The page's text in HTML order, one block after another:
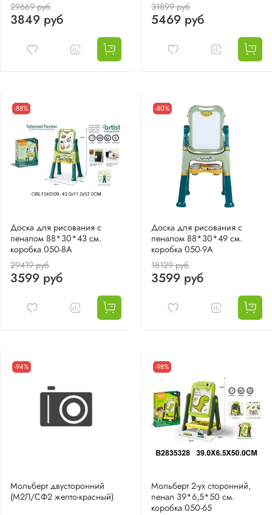
29669 руб
3849 руб
31899 руб
5469 руб
-88%
Доска для рисования с
пеналом 88*30*43 см.
коробка 050-8A
29419 руб
3599 руб
-80%
Доска для рисования с
пеналом 88*30*49 см.
коробка 050-9A
18129 руб
3599 руб
-94%
Мольберт двусторонний
(М2Л/СФ2 желто-красный)
-98%
Мольберт 2-ух сторонний,
пенал 39*6,5*50 см.
коробка 050-65